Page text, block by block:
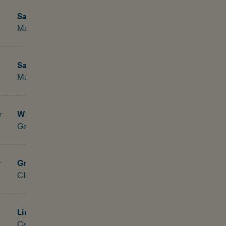
Salzburg
Mozartkino
Salzburg
Mozartkino
Wien
Gartenbaukino
Graz
CINEPLEXX Annenhof Kino
Linz
Central